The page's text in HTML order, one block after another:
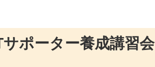
ポーター養成講習会